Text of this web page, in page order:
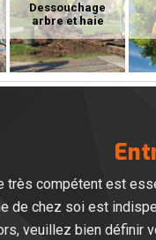
Dessouchage
arbre et haie
très compétent est
de chez soi est
veuillez bien